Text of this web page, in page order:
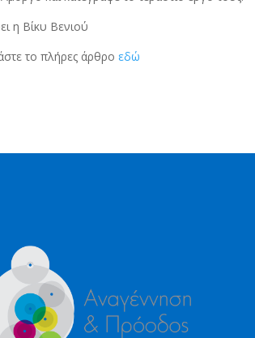
η Βίκυ Βενιού
το πλήρες άρθροεδώ